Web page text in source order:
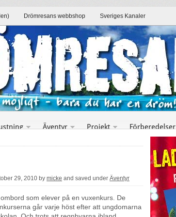
Drömresans webbshop Sveriges Kanaler
Äventyr Projekt Förberedelser
29, 2010 by micke and saved under Äventyr
som elever på en vuxenkurs. De
går varje höst efter att ungdomarna